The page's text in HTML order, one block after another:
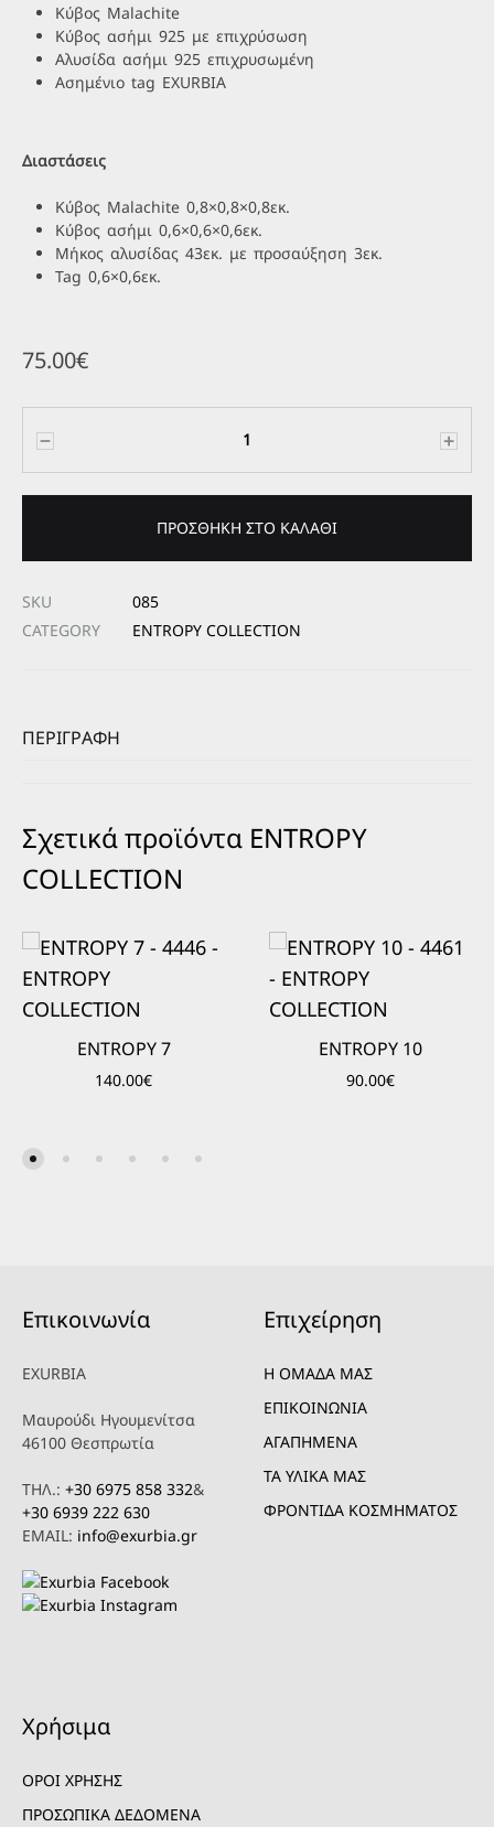
Κύβος Malachite
Κύβος ασήμι 925 με επιχρύσωση
Αλυσίδα ασήμι 925 επιχρυσωμένη
Ασημένιο tag EXURBIA
Διαστάσεις
Κύβος Malachite 0,8×0,8×0,8εκ.
Κύβος ασήμι 0,6×0,6×0,6εκ.
Μήκος αλυσίδας 43εκ. με προσαύξηση 3εκ.
Tag 0,6×0,6εκ.
75.00€
ΠΡΟΣΘΉΚΗ ΣΤΟ ΚΑΛΆΘΙ
SKU
085
CATEGORY
ENTROPY COLLECTION
ΠΕΡΙΓΡΑΦΉ
Σχετικά προϊόντα ENTROPY
COLLECTION
ENTROPY 7
140.00€
ENTROPY 10
90.00€
Επικοινωνία
EXURBIA
Μαυρούδι Ηγουμενίτσα
46100 Θεσπρωτία
ΤΗΛ.: +30 6975 858 332&
+30 6939 222 630
EMAIL: info@exurbia.gr
Επιχείρηση
Η ΟΜΑΔΑ ΜΑΣ
ΕΠΙΚΟΙΝΩΝΙΑ
ΑΓΑΠΗΜΕΝΑ
ΤΑ ΥΛΙΚΑ ΜΑΣ
ΦΡΟΝΤΙΔΑ ΚΟΣΜΗΜΑΤΟΣ
Χρήσιμα
ΟΡΟΙ ΧΡΗΣΗΣ
ΠΡΟΣΩΠΙΚΑ ΔΕΔΟΜΕΝΑ